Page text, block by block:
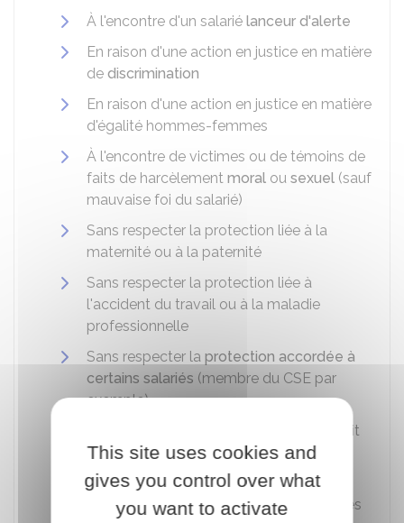
À l'encontre d'un salarié lanceur d'alerte
En raison d'une action en justice en matière
de discrimination
En raison d'une action en justice en matière
d'égalité hommes-femmes
À l'encontre de victimes ou de témoins de
faits de harcèlement moral ou sexuel (sauf
mauvaise foi du salarié)
Sans respecter la protection liée à la
maternité ou à la paternité
Sans respecter la protection liée à
l'accident du travail ou à la maladie
professionnelle
Sans respecter la protection accordée à
certains salariés (membre du CSE par
exemple)
En méconnaissance de l'exercice du droit
de grève
Contre un salarié ayant témoigné de
mauvais traitements ou privations infligés
This site uses cookies and
gives you control over what
you want to activate